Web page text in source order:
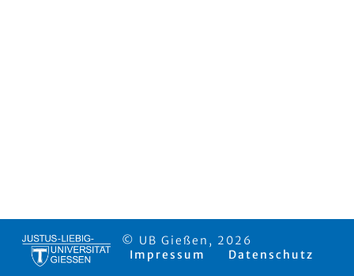
© UB Gießen, 2026
Impressum
Datenschutz